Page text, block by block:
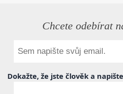
Chcete odebírat
Dokažte, že jste člověk a